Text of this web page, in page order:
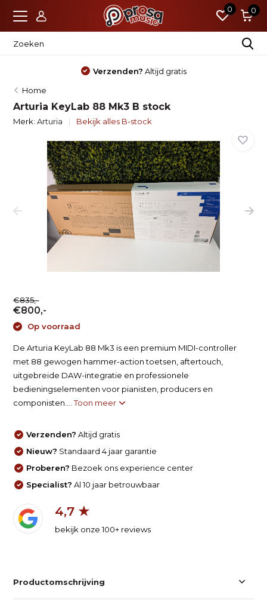
0 0
Nieuw?Standaard 4 jaar garantie
Home
Arturia KeyLab 88 Mk3 B stock
Merk:Arturia Bekijk alles B-stock
€835,-
€800,-
Op voorraad
De Arturia KeyLab 88 Mk3 is een premium MIDI-controller
met 88 gewogen hammer-action toetsen, aftertouch,
uitgebreide DAW-integratie en professionele
bedieningselementen voor pianisten, producers en
componisten....Toon meer
Verzenden? Altijd gratis
Nieuw? Standaard 4 jaar garantie
Proberen? Bezoek ons experience center
Specialist? Al 10 jaar betrouwbaar
4,7 ★
bekijk onze 100+ reviews
Productomschrijving